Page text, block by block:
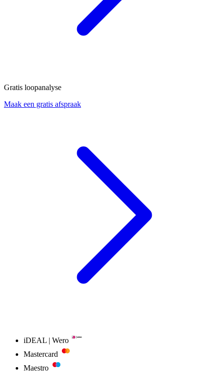
Gratis loopanalyse
Maak een gratis afspraak
iDEAL | Wero
Mastercard
Maestro